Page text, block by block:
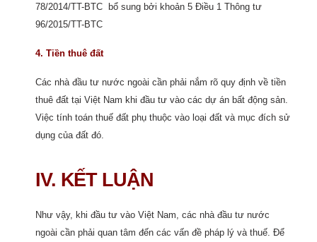
78/2014/TT-BTC bổ sung bởi khoản 5 Điều 1 Thông tư
96/2015/TT-BTC
4. Tiền thuê đất
Các nhà đầu tư nước ngoài cần phải nắm rõ quy định về tiền
thuê đất tại Việt Nam khi đầu tư vào các dự án bất động sản.
Việc tính toán thuế đất phụ thuộc vào loại đất và mục đích sử
dụng của đất đó.
IV. KẾT LUẬN
Như vậy, khi đầu tư vào Việt Nam, các nhà đầu tư nước
ngoài cần phải quan tâm đến các vấn đề pháp lý và thuế. Để